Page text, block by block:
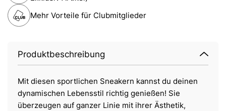
Mehr Vorteile für Clubmitglieder
Produktbeschreibung
Mit diesen sportlichen Sneakern kannst du deinen
dynamischen Lebensstil richtig genießen! Sie
überzeugen auf ganzer Linie mit ihrer Ästhetik,